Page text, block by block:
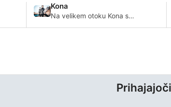
Kona
Na velikem otoku Kona se